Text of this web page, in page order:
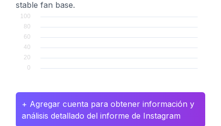
stable fan base.
+ Agregar cuenta para obtener información y
análisis detallado del informe de Instagram